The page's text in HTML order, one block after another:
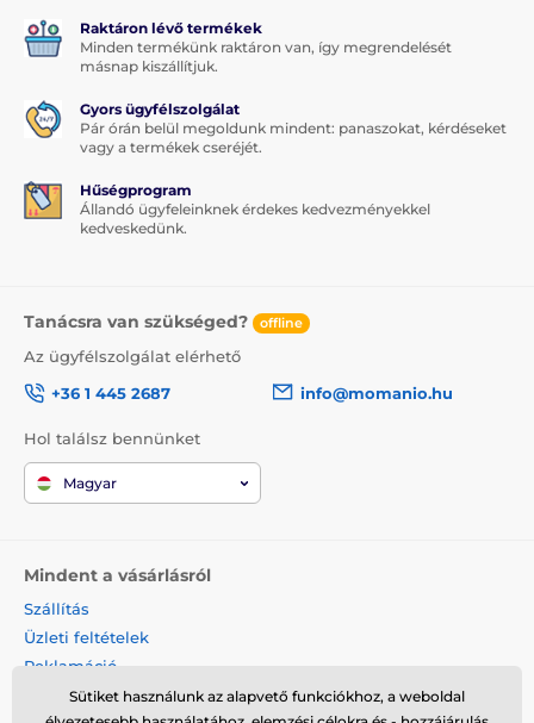
Raktáron lévő termékek
Minden termékünk raktáron van, így megrendelését
másnap kiszállítjuk.
Gyors ügyfélszolgálat
Pár órán belül megoldunk mindent: panaszokat, kérdéseket
vagy a termékek cseréjét.
Hűségprogram
Állandó ügyfeleinknek érdekes kedvezményekkel
kedveskedünk.
Tanácsra van szükséged? offline
Az ügyfélszolgálat elérhető
+36 1 445 2687
info@momanio.hu
Hol találsz bennünket
Magyar
Mindent a vásárlásról
Szállítás
Üzleti feltételek
Reklamáció
Termék visszaküldése
Sütiket használunk az alapvető funkciókhoz, a weboldal